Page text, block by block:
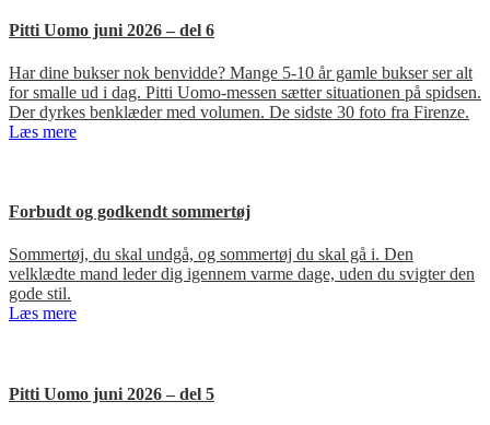
Pitti Uomo juni 2026 – del 6
Har dine bukser nok benvidde? Mange 5-10 år gamle bukser ser alt
for smalle ud i dag. Pitti Uomo-messen sætter situationen på spidsen.
Der dyrkes benklæder med volumen. De sidste 30 foto fra Firenze.
Læs mere
Forbudt og godkendt sommertøj
Sommertøj, du skal undgå, og sommertøj du skal gå i. Den
velklædte mand leder dig igennem varme dage, uden du svigter den
gode stil.
Læs mere
Pitti Uomo juni 2026 – del 5